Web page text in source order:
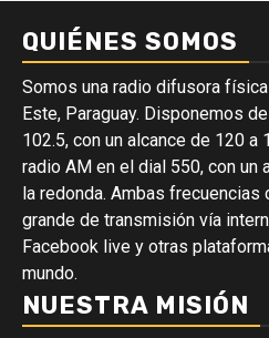
QUIÉNES SOMOS
Somos una radio difusora
Este, Paraguay. Disponemos
102.5, con un alcance de 120 a
radio AM en el dial 550, con un
la redonda. Ambas frecuencias
grande de transmisión vía
Facebook live y otras
mundo.
NUESTRA MISIÓN